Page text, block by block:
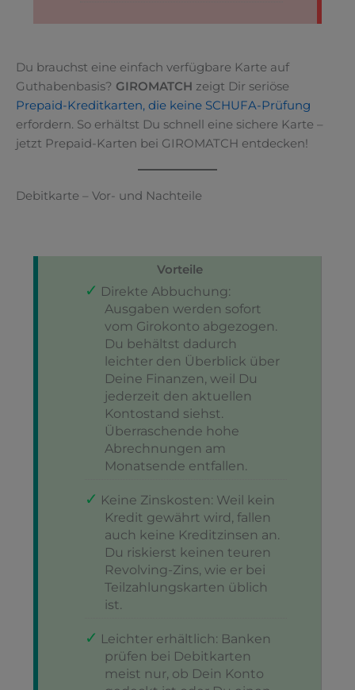
Du brauchst eine einfach verfügbare Karte auf
Guthabenbasis? GIROMATCH zeigt Dir seriöse
Prepaid-Kreditkarten, die keine SCHUFA-Prüfung
erfordern. So erhältst Du schnell eine sichere Karte –
jetzt Prepaid-Karten bei GIROMATCH entdecken!
Debitkarte – Vor- und Nachteile
Vorteile
Direkte Abbuchung:
Ausgaben werden sofort
vom Girokonto abgezogen.
Du behältst dadurch
leichter den Überblick über
Deine Finanzen, weil Du
jederzeit den aktuellen
Kontostand siehst.
Überraschende hohe
Abrechnungen am
Monatsende entfallen.
Keine Zinskosten: Weil kein
Kredit gewährt wird, fallen
auch keine Kreditzinsen an.
Du riskierst keinen teuren
Revolving-Zins, wie er bei
Teilzahlungskarten üblich
ist.
Leichter erhältlich: Banken
prüfen bei Debitkarten
meist nur, ob Dein Konto